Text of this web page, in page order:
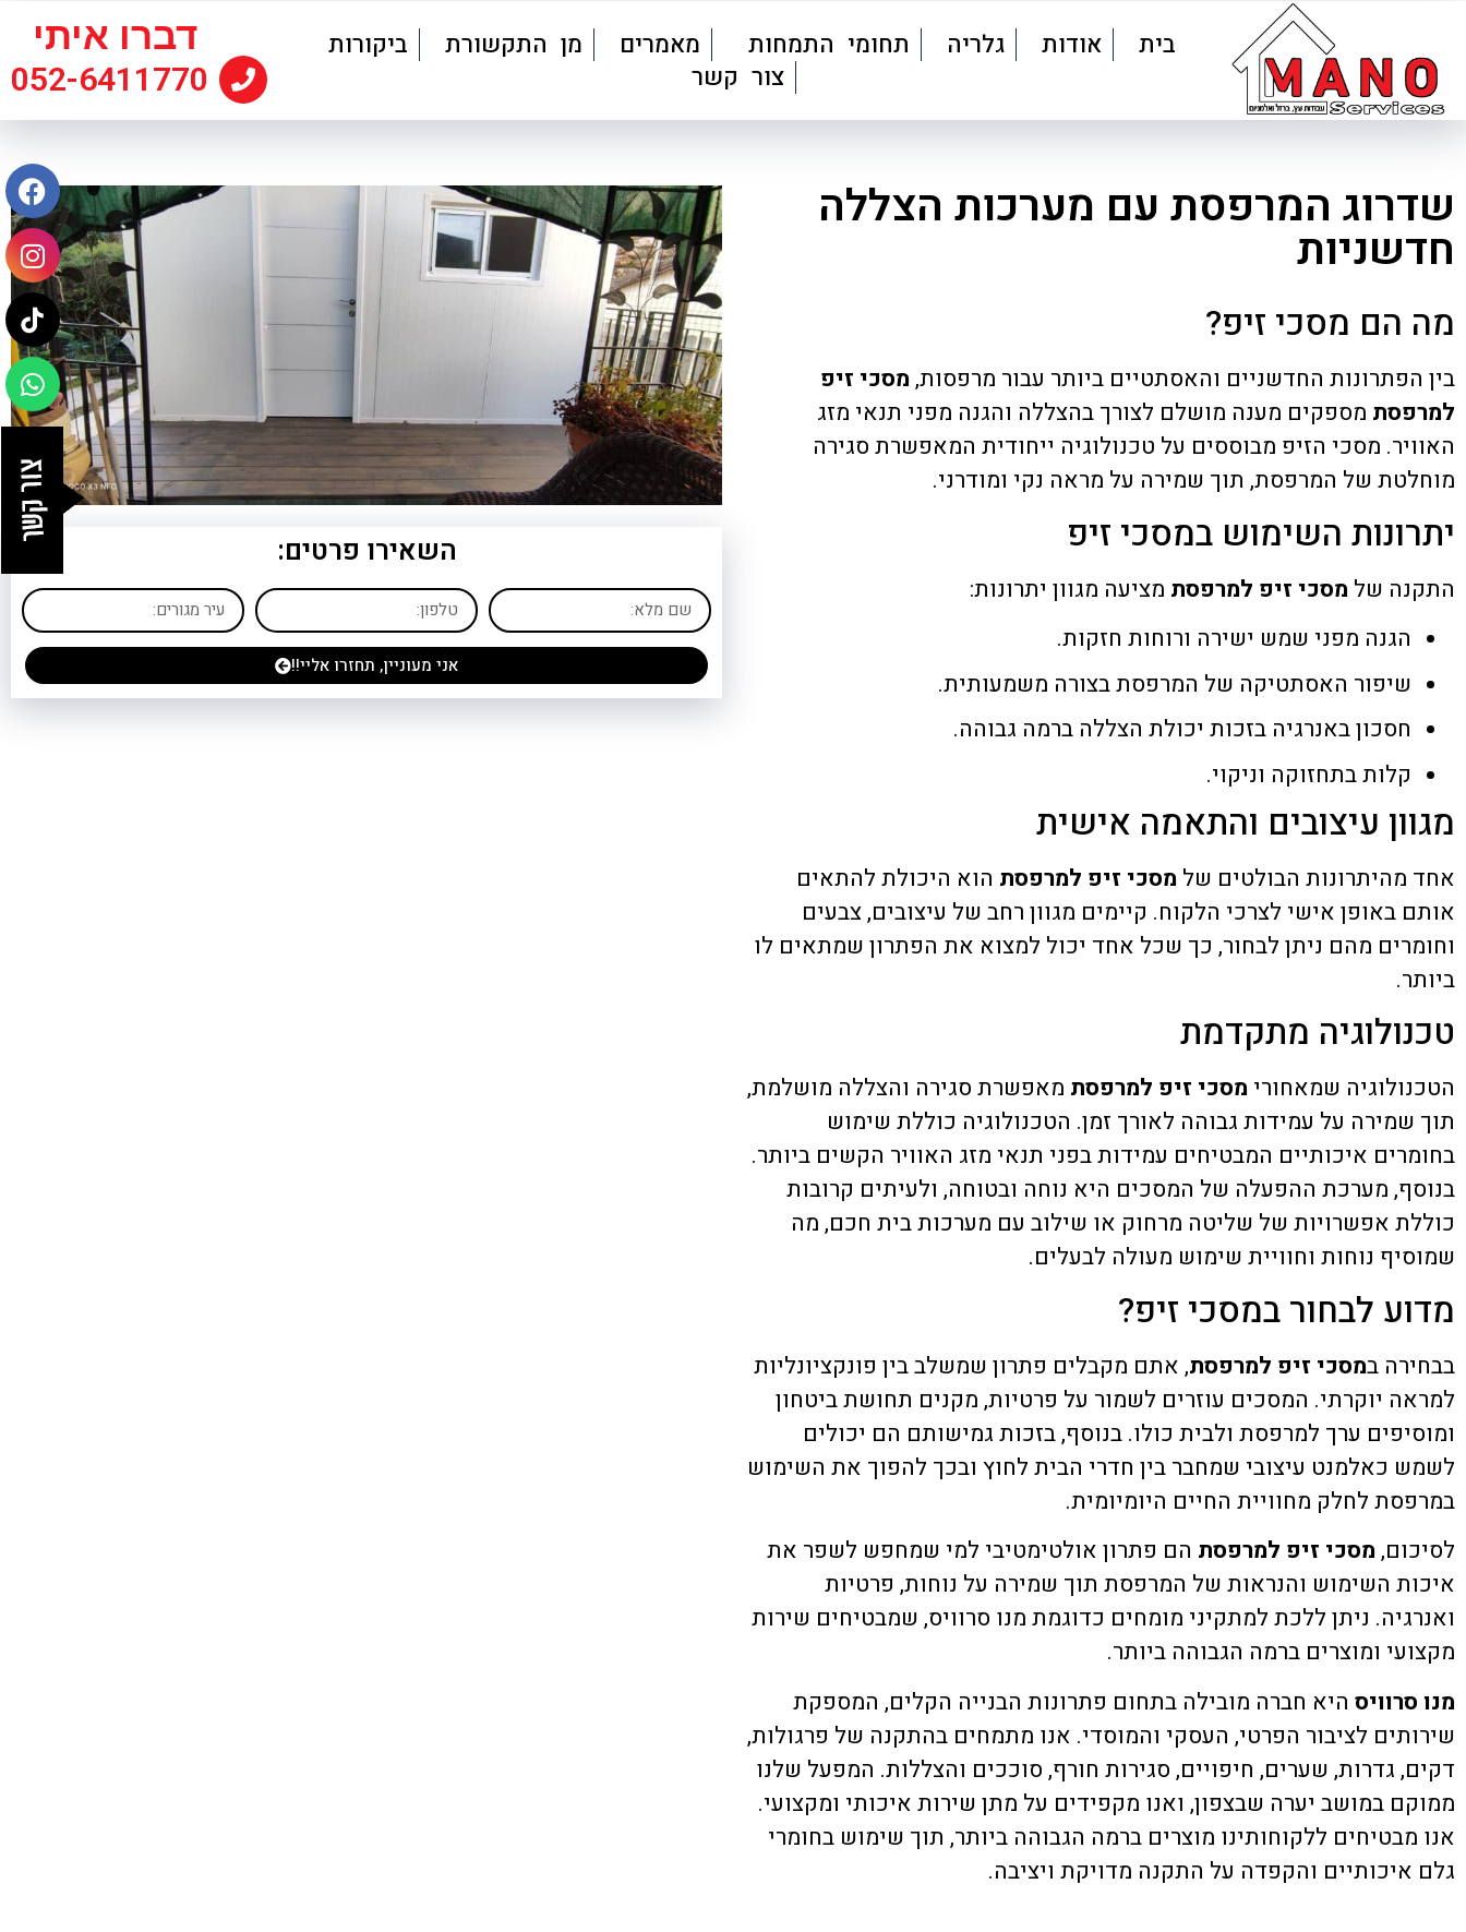
בית אודות גלריה תחומי התמחות מאמרים מן התקשורת
ביקורות
צור קשר
דברו איתי
052-6411770
שדרוג המרפסת עם מערכות הצללה
חדשניות
מה הם מסכי זיפ?
בין הפתרונות החדשניים והאסתטיים ביותר עבור מרפסות,מסכי זיפ
למרפסת מספקים מענה מושלם לצורך בהצללה והגנה מפני תנאי מזג
האוויר. מסכי הזיפ מבוססים על טכנולוגיה ייחודית המאפשרת סגירה
מוחלטת של המרפסת, תוך שמירה על מראה נקי ומודרני.
יתרונות השימוש במסכי זיפ
התקנה של מסכי זיפ למרפסת מציעה מגוון יתרונות:
הגנה מפני שמש ישירה ורוחות חזקות.
שיפור האסתטיקה של המרפסת בצורה משמעותית.
חסכון באנרגיה בזכות יכולת הצללה ברמה גבוהה.
קלות בתחזוקה וניקוי.
מגוון עיצובים והתאמה אישית
אחד מהיתרונות הבולטים של מסכי זיפ למרפסת הוא היכולת להתאים
אותם באופן אישי לצרכי הלקוח. קיימים מגוון רחב של עיצובים, צבעים
וחומרים מהם ניתן לבחור, כך שכל אחד יכול למצוא את הפתרון שמתאים לו
ביותר.
טכנולוגיה מתקדמת
הטכנולוגיה שמאחורי מסכי זיפ למרפסת מאפשרת סגירה והצללה מושלמת,
תוך שמירה על עמידות גבוהה לאורך זמן. הטכנולוגיה כוללת שימוש
בחומרים איכותיים המבטיחים עמידות בפני תנאי מזג האוויר הקשים ביותר.
בנוסף, מערכת ההפעלה של המסכים היא נוחה ובטוחה, ולעיתים קרובות
כוללת אפשרויות של שליטה מרחוק או שילוב עם מערכות בית חכם, מה
שמוסיף נוחות וחוויית שימוש מעולה לבעלים.
מדוע לבחור במסכי זיפ?
בבחירה במסכי זיפ למרפסת, אתם מקבלים פתרון שמשלב בין פונקציונליות
למראה יוקרתי. המסכים עוזרים לשמור על פרטיות, מקנים תחושת ביטחון
ומוסיפים ערך למרפסת ולבית כולו. בנוסף, בזכות גמישותם הם יכולים
לשמש כאלמנט עיצובי שמחבר בין חדרי הבית לחוץ ובכך להפוך את השימוש
במרפסת לחלק מחוויית החיים היומיומית.
לסיכום,מסכי זיפ למרפסת הם פתרון אולטימטיבי למי שמחפש לשפר את
איכות השימוש והנראות של המרפסת תוך שמירה על נוחות, פרטיות
ואנרגיה. ניתן ללכת למתקיני מומחים כדוגמת מנו סרוויס, שמבטיחים שירות
מקצועי ומוצרים ברמה הגבוהה ביותר.
מנו סרוויס היא חברה מובילה בתחום פתרונות הבנייה הקלים, המספקת
שירותים לציבור הפרטי, העסקי והמוסדי. אנו מתמחים בהתקנה של פרגולות,
דקים, גדרות, שערים, חיפויים, סגירות חורף, סוככים והצללות. המפעל שלנו
ממוקם במושב יערה שבצפון, ואנו מקפידים על מתן שירות איכותי ומקצועי.
אנו מבטיחים ללקוחותינו מוצרים ברמה הגבוהה ביותר, תוך שימוש בחומרי
גלם איכותיים והקפדה על התקנה מדויקת ויציבה.
השאירו פרטים:
אני מעוניין, תחזרו אליי!!